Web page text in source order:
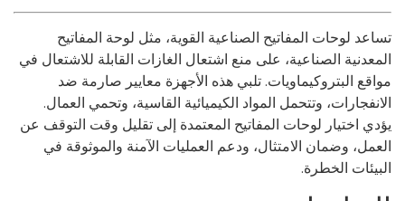
لوحات المفاتيح الصناعية القوية، مثل لوحة المفاتيح
الصناعية، على منع اشتعال الغازات القابلة للاشتعال في
البتروكيماويات. تلبي هذه الأجهزة معايير صارمة ضد
وتتحمل المواد الكيميائية القاسية، وتحمي العمال.
اختيار لوحات المفاتيح المعتمدة إلى تقليل وقت التوقف عن
وضمان الامتثال، ودعم العمليات الآمنة والموثوقة في
الخطرة.